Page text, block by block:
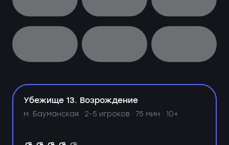
Убежище 13. Возрождение
м. Бауманская ·2-5 игроков · 75 мин · 10+